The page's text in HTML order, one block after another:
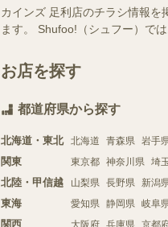
カインズ 足利店のチラシ情報を
ます。 Shufoo!（シュフー）で
お店を探す
都道府県から探す
北海道・東北 北海道 青森県 岩手
関東 東京都 神奈川県 埼
北陸・甲信越 山梨県 長野県 新潟
東海 愛知県 静岡県 岐阜
関西 大阪府 兵庫県 京都